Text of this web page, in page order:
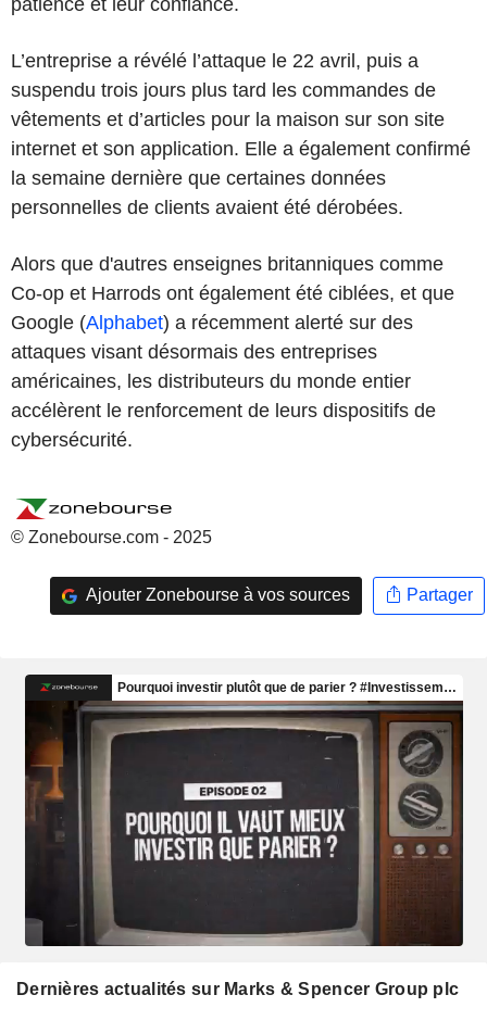
L’entreprise a révélé l’attaque le 22 avril, puis a
suspendu trois jours plus tard les commandes de
vêtements et d’articles pour la maison sur son site
internet et son application. Elle a également confirmé
la semaine dernière que certaines données
personnelles de clients avaient été dérobées.
Alors que d'autres enseignes britanniques comme
Co-op et Harrods ont également été ciblées, et que
Google (Alphabet) a récemment alerté sur des
attaques visant désormais des entreprises
américaines, les distributeurs du monde entier
accélèrent le renforcement de leurs dispositifs de
cybersécurité.
© Zonebourse.com - 2025
Ajouter Zonebourse à vos sources Partager
Dernières actualités sur Marks & Spencer Group plc